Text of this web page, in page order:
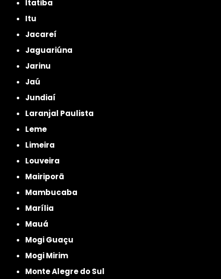
Itatiba
Itu
Jacareí
Jaguariúna
Jarinu
Jaú
Jundiaí
Laranjal Paulista
Leme
Limeira
Louveira
Mairiporã
Mambucaba
Marília
Mauá
Mogi Guaçu
Mogi Mirim
Monte Alegre do Sul